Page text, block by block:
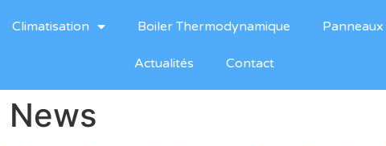
Climatisation Boiler Thermodynamique
Actualités Contact
News